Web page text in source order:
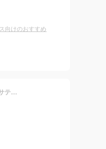
向けのおすすめ
【期間限定：3,740円→1,990円！】 パンツ レディース ワイドパンツ サテンパンツ サテン きれいめ 涼しい 夏 イージーパンツ ウエストゴム 大きいサイズ 低身長 高身長 ワンマイルウェア ゆったり 黒